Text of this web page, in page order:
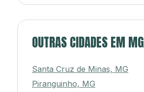
OUTRAS CIDADES EM MG
Santa Cruz de Minas, MG
Piranguinho, MG